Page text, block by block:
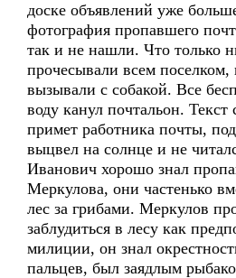
доске объявлений уже
фотография пропавшего
так и не нашли. Что только
прочесывали всем поселком,
вызывали с собакой. Все
воду канул почтальон. Текст
примет работника почты,
выцвел на солнце и не
Иванович хорошо знал
Меркулова, они частенько
лес за грибами. Меркулов
заблудиться в лесу как
милиции, он знал
пальцев, был заядлым